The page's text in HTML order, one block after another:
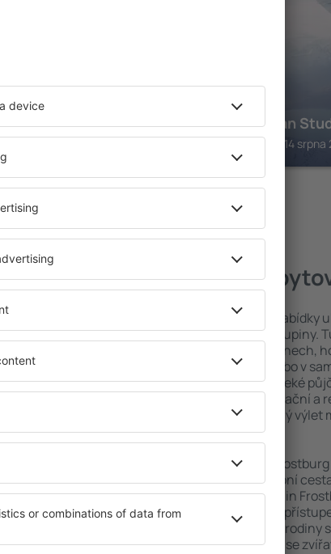
Suburban
Frostburg, 14
nabídky in Frostburg
Frostburg – nejlepší
in Frostburg si můžete vybrat ze široké nabídky
jednotlivce, páry, rodiny, seniory nebo skupiny.
možnost přenocovat v různých apartmánech,
penzionech – v poklidných oblastech nebo v
Frostburg. Mezi další výhody patří i nedaleké
veřejná doprava, četné obchody, restaurační a
Všechno nezbytné pro nezapomenutelný výlet
dlani!
Pokud toužíte po luxusním ubytování,
Dokonalá dovolená nebo úspěšná služební
že budete nadmíru spokojeni. Ubytování in
rezervovat v zařízeních s bezbariérovým
handicapované osoby. Na své si přijdou i rodiny
malými dětmi a návštěvníci, kteří cestují se